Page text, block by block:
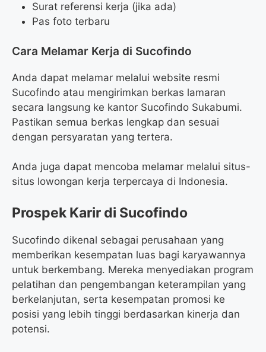
Surat referensi kerja (jika ada)
Pas foto terbaru
Cara Melamar Kerja di Sucofindo
Anda dapat melamar melalui website resmi
Sucofindo atau mengirimkan berkas lamaran
secara langsung ke kantor Sucofindo Sukabumi.
Pastikan semua berkas lengkap dan sesuai
dengan persyaratan yang tertera.
Anda juga dapat mencoba melamar melalui situs-
situs lowongan kerja terpercaya di Indonesia.
Prospek Karir di Sucofindo
Sucofindo dikenal sebagai perusahaan yang
memberikan kesempatan luas bagi karyawannya
untuk berkembang. Mereka menyediakan program
pelatihan dan pengembangan keterampilan yang
berkelanjutan, serta kesempatan promosi ke
posisi yang lebih tinggi berdasarkan kinerja dan
potensi.